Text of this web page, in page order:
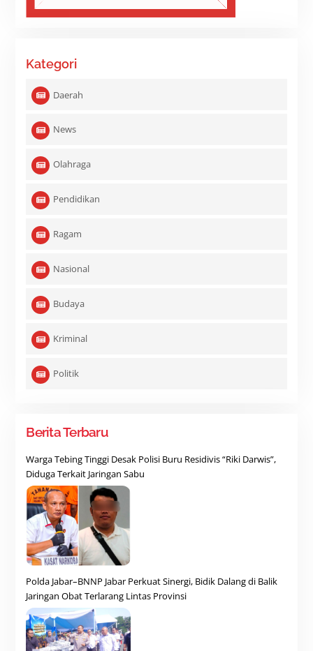
Kategori
Daerah
News
Olahraga
Pendidikan
Ragam
Nasional
Budaya
Kriminal
Politik
Berita Terbaru
Warga Tebing Tinggi Desak Polisi Buru Residivis “Riki Darwis”,
Diduga Terkait Jaringan Sabu
Polda Jabar–BNNP Jabar Perkuat Sinergi, Bidik Dalang di Balik
Jaringan Obat Terlarang Lintas Provinsi